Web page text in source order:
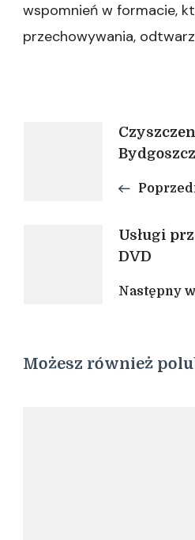
wspomnień w formacie,
przechowywania,
wpisu
Bydgoszcz
Usługi
DVD
Następny
Możesz również